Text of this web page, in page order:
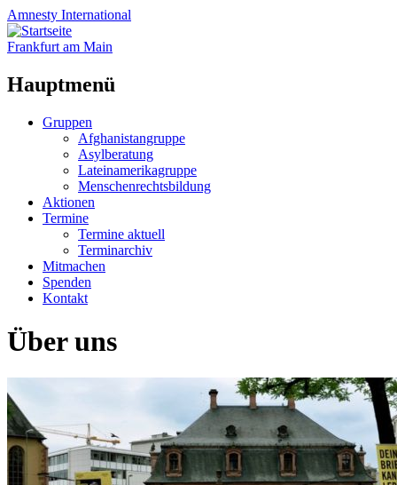
Amnesty International
Frankfurt am Main
Hauptmenü
Zum
Gruppen
Afghanistangruppe
Asylberatung
Lateinamerikagruppe
Menschenrechtsbildung
Aktionen
Termine
Termine aktuell
Terminarchiv
Mitmachen
Spenden
Kontakt
Über uns